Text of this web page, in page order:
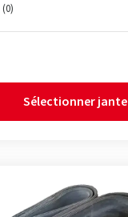
(0)
Sélectionner jante